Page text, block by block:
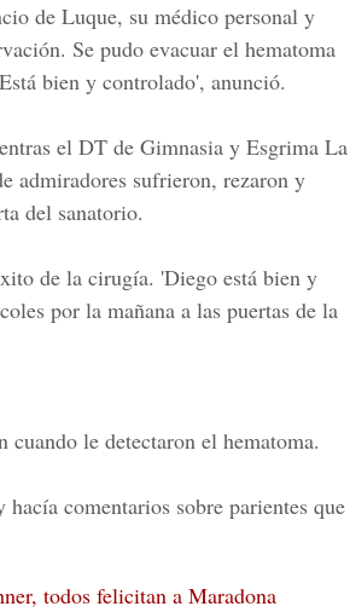
de Luque, su médico personal y
Se pudo evacuar el hematoma
bien y controlado', anunció.
el DT de Gimnasia y Esgrima La
admiradores sufrieron, rezaron y
del sanatorio.
de la cirugía. 'Diego está bien y
por la mañana a las puertas de la
cuando le detectaron el hematoma.
comentarios sobre parientes que
todos felicitan a Maradona